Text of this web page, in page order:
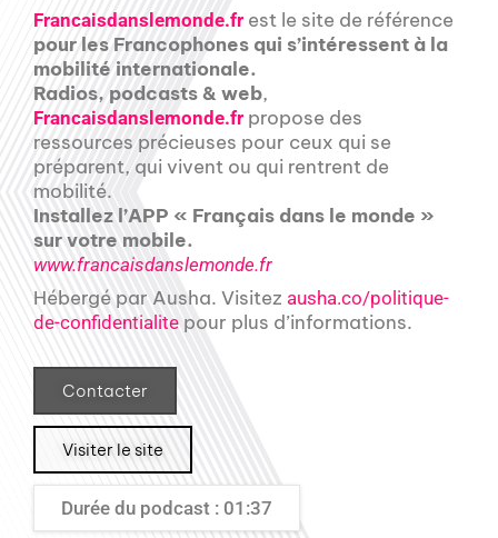
Francaisdanslemonde.fr est le site de référence
pour les Francophones qui s’intéressent à la
mobilité internationale.
Radios, podcasts & web,
Francaisdanslemonde.fr propose des
ressources précieuses pour ceux qui se
préparent, qui vivent ou qui rentrent de
mobilité.
Installez l’APP « Français dans le monde »
sur votre mobile.
www.francaisdanslemonde.fr
Hébergé par Ausha. Visitez ausha.co/politique-
de-confidentialite pour plus d’informations.
Contacter
Visiter le site
Durée du podcast : 01:37